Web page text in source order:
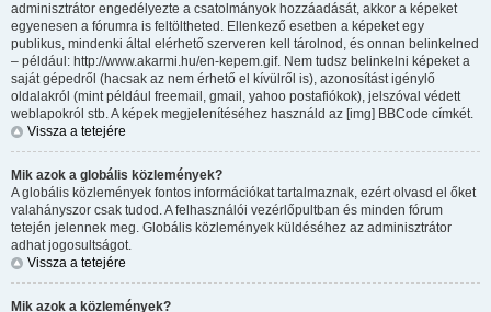
adminisztrátor engedélyezte a csatolmányok hozzáadását, akkor a képeket
egyenesen a fórumra is feltöltheted. Ellenkező esetben a képeket egy
publikus, mindenki által elérhető szerveren kell tárolnod, és onnan belinkelned
– például: http://www.akarmi.hu/en-kepem.gif. Nem tudsz belinkelni képeket a
saját gépedről (hacsak az nem érhető el kívülről is), azonosítást igénylő
oldalakról (mint például freemail, gmail, yahoo postafiókok), jelszóval védett
weblapokról stb. A képek megjelenítéséhez használd az [img] BBCode címkét.
Vissza a tetejére
Mik azok a globális közlemények?
A globális közlemények fontos információkat tartalmaznak, ezért olvasd el őket
valahányszor csak tudod. A felhasználói vezérlőpultban és minden fórum
tetején jelennek meg. Globális közlemények küldéséhez az adminisztrátor
adhat jogosultságot.
Vissza a tetejére
Mik azok a közlemények?